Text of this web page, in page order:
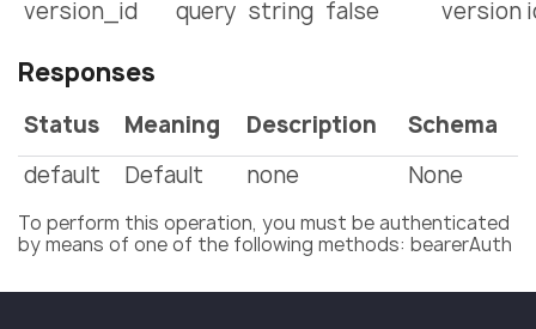
version_id
query string false version
Responses
Status Meaning Description
Schema
default
Default none None
To perform this operation, you must be authenticated
by means of one of the following methods: bearerAuth